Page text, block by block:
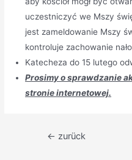
uczestniczyć we Mszy
jest zameldowanie Mszy
kontroluje zachowanie
Katecheza do 15 lutego
Prosimy o sprawdzanie
stronie internetowej.
Beitragsnavigation
← zurück